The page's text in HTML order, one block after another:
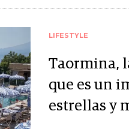
LIFESTYLE
Taormina,
que es un
estrellas y